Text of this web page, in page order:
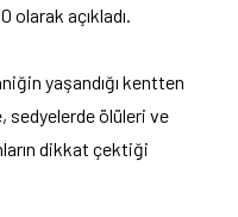
olarak açıkladı.
yaşandığı kentten
sedyelerde ölüleri ve
dikkat çektiği